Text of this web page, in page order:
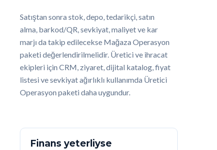
Satıştan sonra stok, depo, tedarikçi, satın
alma, barkod/QR, sevkiyat, maliyet ve kar
marjı da takip edilecekse Mağaza Operasyon
paketi değerlendirilmelidir. Üretici ve ihracat
ekipleri için CRM, ziyaret, dijital katalog, fiyat
listesi ve sevkiyat ağırlıklı kullanımda Üretici
Operasyon paketi daha uygundur.
Finans yeterliyse